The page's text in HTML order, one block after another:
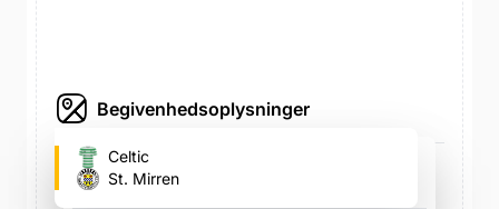
Begivenhedsoplysninger
Celtic Park (Celtic's fodboldstadion)
Glasgow G40 3RE, Storbritannien, Glasgow G40 3RE,
Storbritannien
Celtic
St. Mirren